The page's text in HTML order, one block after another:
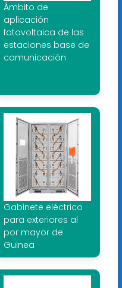
Ámbito de
aplicación
fotovoltaica de las
estaciones base de
comunicación
Gabinete eléctrico
para exteriores al
por mayor de
Guinea